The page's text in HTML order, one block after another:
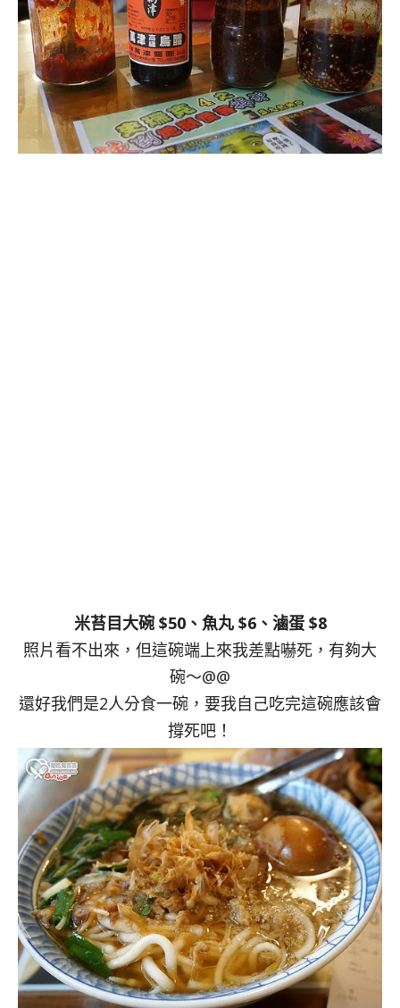
米苔目大碗 $50、魚丸 $6、滷蛋 $8
照片看不出來，但這碗端上來我差點嚇死，有夠大
碗～@@
還好我們是2人分食一碗，要我自己吃完這碗應該會
撐死吧！